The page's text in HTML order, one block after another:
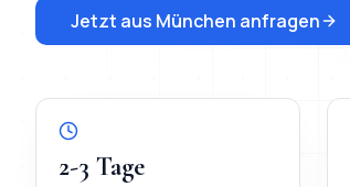
Jetzt aus München anfragen
2-3 Tage